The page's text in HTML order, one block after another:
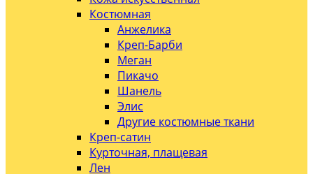
Костюмная
Анжелика
Креп-Барби
Меган
Пикачо
Шанель
Элис
Другие костюмные ткани
Креп-сатин
Курточная, плащевая
Лен